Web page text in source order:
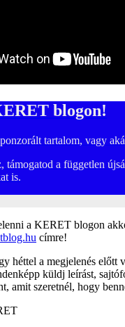
blogon!
tartalom, vagy
támogatod a független
is.
a KERET blogon
címre!
héttel a megjelenés előtt
küldj leírást,
amit szeretnél, hogy